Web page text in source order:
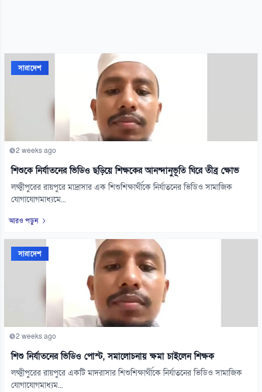
সারাদেশ
2 weeks ago
শিশুকে নির্যাতনের ভিডিও ছড়িয়ে শিক্ষকের আনন্দানুভূতি ঘিরে তীব্র ক্ষোভ
লক্ষ্মীপুরের রায়পুরে মাদ্রাসার এক শিশুশিক্ষার্থীকে নির্যাতনের ভিডিও সামাজিক
যোগাযোগমাধ্যমে...
আরও পড়ুন
সারাদেশ
2 weeks ago
শিশু নির্যাতনের ভিডিও পোস্ট, সমালোচনায় ক্ষমা চাইলেন শিক্ষক
লক্ষ্মীপুরের রায়পুরে একটি মাদরাসার শিশুশিক্ষার্থীকে নির্যাতনের ভিডিও সামাজিক
যোগাযোগমাধ্যম...